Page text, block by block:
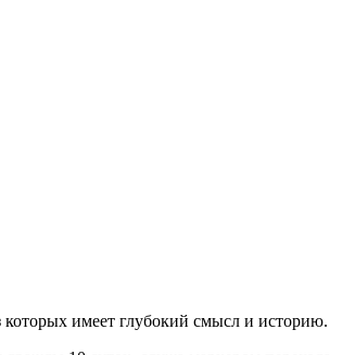
имеет глубокий смысл и историю.